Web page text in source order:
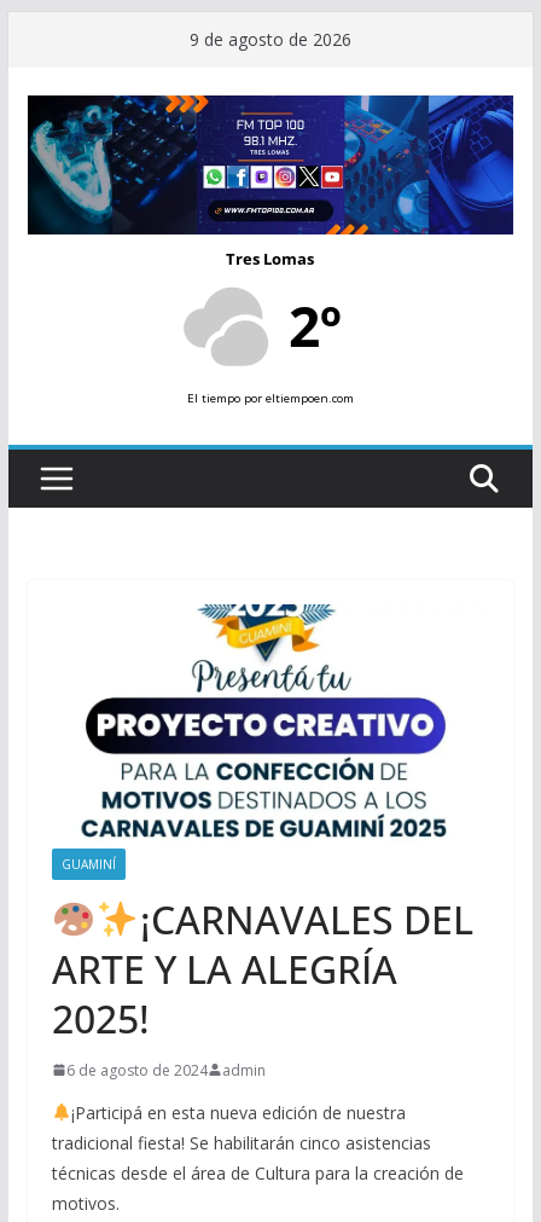
contenido
9 de agosto de 2026
Tres Lomas
2º
El tiempopor eltiempoen.com
GUAMINÍ
¡CARNAVALES DEL
ARTE Y LA ALEGRÍA
2025!
6 de agosto de 2024 admin
¡Participá en esta nueva edición de nuestra
tradicional fiesta! Se habilitarán cinco asistencias
técnicas desde el área de Cultura para la creación de
motivos.